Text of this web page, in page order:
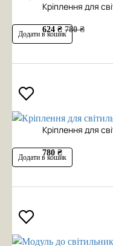
Кріплення для
624 ₴ 780 ₴
Додати в кошик
Кріплення для
780 ₴
Додати в кошик